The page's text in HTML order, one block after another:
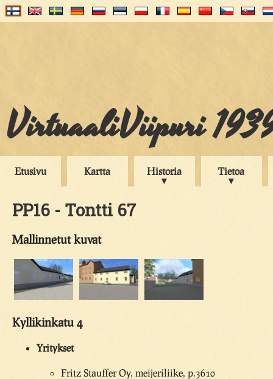
VirtuaaliViipuri
Etusivu Kartta Historia Tietoa
PP16 - Tontti 67
Mallinnetut kuvat
Kyllikinkatu 4
Yritykset
Fritz Stauffer Oy, meijeriliike, p.3610